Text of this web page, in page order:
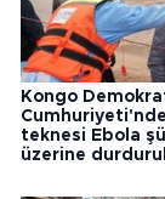
Kongo
teknesi Ebola
üzerine